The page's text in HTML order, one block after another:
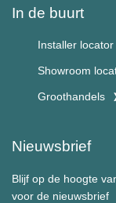
In de buurt
Installer locator
Showroom
Groothandels
Nieuwsbrief
Blijf op de hoogte
voor de nieuwsbrief